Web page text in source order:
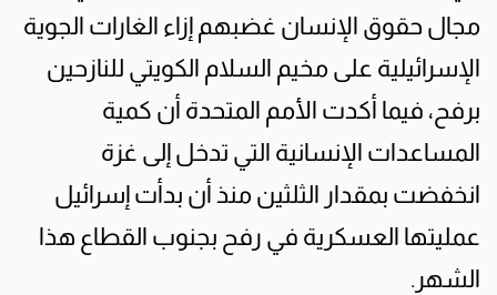
مجال حقوق الإنسان غضبهم إزاء الغارات الجوية
الإسرائيلية على مخيم السلام الكويتي للنازحين
برفح، فيما أكدت الأمم المتحدة أن كمية
المساعدات الإنسانية التي تدخل إلى غزة
انخفضت بمقدار الثلثين منذ أن بدأت إسرائيل
عمليتها العسكرية في رفح بجنوب القطاع هذا
الشهر.